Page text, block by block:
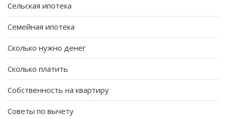
Сельская ипотека
Семейная ипотека
Сколько нужно денег
Сколько платить
Собственность на квартиру
Советы по вычету